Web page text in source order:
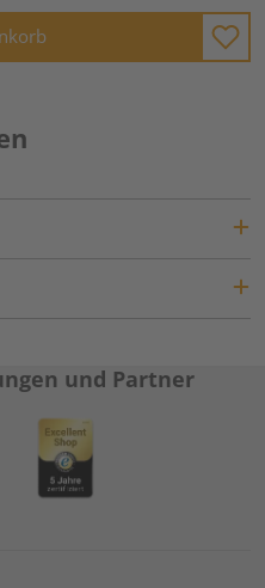
und Partner